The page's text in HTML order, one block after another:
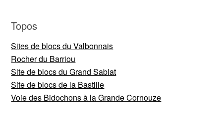
Topos
Sites de blocs du Valbonnais
Rocher du Barriou
Site de blocs du Grand Sablat
Site de blocs de la Bastille
Voie des Bidochons à la Grande Cornouze